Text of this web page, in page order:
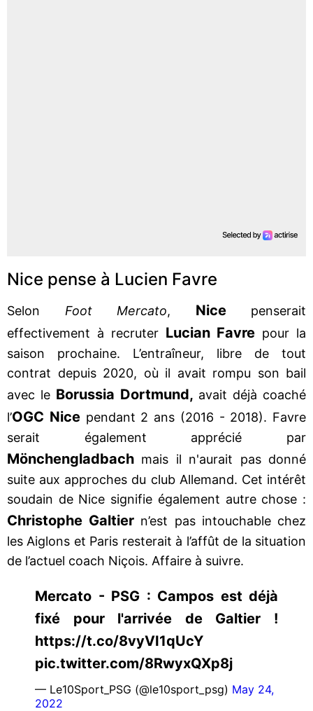
Nice pense à Lucien Favre
Selon Foot Mercato, Nicepenserait
effectivement à recruter Lucian Favre pour la
saison prochaine. L’entraîneur, libre de tout
contrat depuis 2020, où il avait rompu son bail
avec le Borussia Dortmund, avait déjà coaché
l’OGC Nicependant 2 ans (2016 - 2018). Favre
serait également apprécié par
Mönchengladbach mais il n'aurait pas donné
suite aux approches du club Allemand. Cet intérêt
soudain de Nice signifie également autre chose :
Christophe Galtier n’est pas intouchable chez
les Aiglons et Paris resterait à l’affût de la situation
de l’actuel coach Niçois. Affaire à suivre.
Mercato - PSG : Campos est déjà
fixé pour l'arrivée de Galtier !
https://t.co/8vyVI1qUcY
pic.twitter.com/8RwyxQXp8j
— Le10Sport_PSG (@le10sport_psg) May 24,
2022